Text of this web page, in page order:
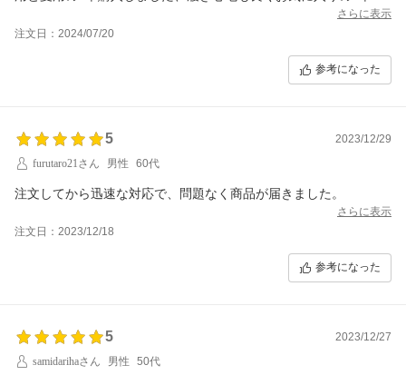
さらに表示
注文日：2024/07/20
参考になった
5
2023/12/29
furutaro21さん
男性 60代
注文してから迅速な対応で、問題なく商品が届きました。
さらに表示
注文日：2023/12/18
参考になった
5
2023/12/27
samidarihaさん
男性 50代